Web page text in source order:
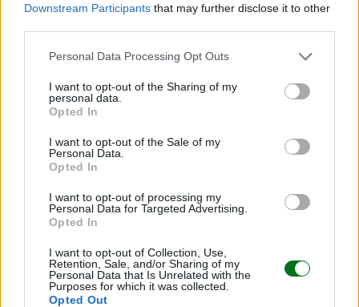
Downstream Participants that may further disclose it to other
Personal Data Processing Opt Outs
I want to opt-out of the Sharing of my
personal data.
Opted In
I want to opt-out of the Sale of my
Personal Data.
Opted In
I want to opt-out of processing my
Personal Data for Targeted Advertising.
Opted In
I want to opt-out of Collection, Use,
Retention, Sale, and/or Sharing of my
Personal Data that Is Unrelated with the
Purposes for which it was collected.
Opted Out
"¡No quiero dormir!" Soluciones para el sueño
infantil
LEER
SUEÑO DEL NIÑO